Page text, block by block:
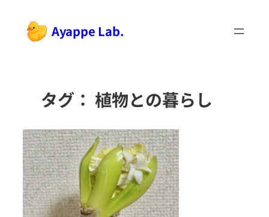
Ayappe Lab.
タグ： 植物との暮らし